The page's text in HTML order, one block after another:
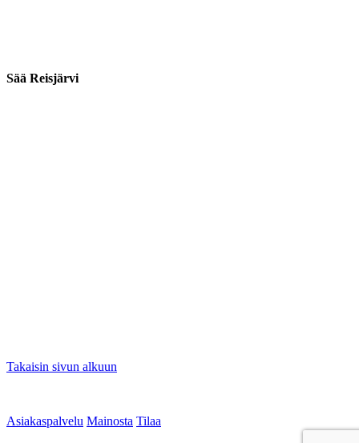
Sää Reisjärvi
Takaisin sivun alkuun
Asiakaspalvelu Mainosta Tilaa